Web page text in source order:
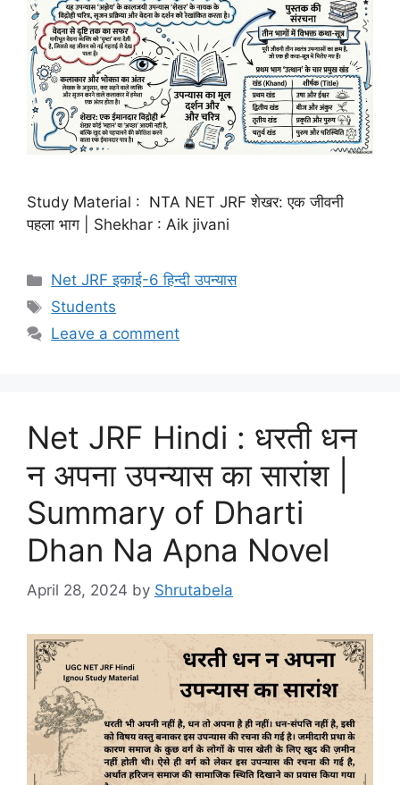
Study Material : NTA NET JRF शेखर: एक जीवनी
पहला भाग | Shekhar : Aik jivani
Net JRF इकाई-6 हिन्दी उपन्यास
Students
Leave a comment
Net JRF Hindi : धरती धन
न अपना उपन्यास का सारांश |
Summary of Dharti
Dhan Na Apna Novel
April 28, 2024 by Shrutabela